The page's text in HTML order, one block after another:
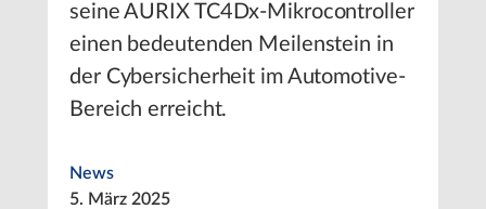
seine AURIX TC4Dx-Mikrocontroller
einen bedeutenden Meilenstein in
der Cybersicherheit im Automotive-
Bereich erreicht.
News
5. März 2025